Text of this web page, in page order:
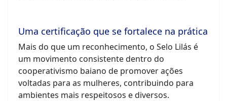
Uma certificação que se fortalece na prática
Mais do que um reconhecimento, o Selo Lilás é
um movimento consistente dentro do
cooperativismo baiano de promover ações
voltadas para as mulheres, contribuindo para
ambientes mais respeitosos e diversos.